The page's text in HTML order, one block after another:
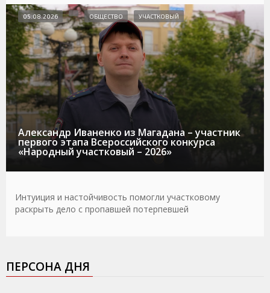
Александр Иваненко из Магадана – участник
первого этапа Всероссийского конкурса
«Народный участковый – 2026»
05.08.2026 ОБЩЕСТВО УЧАСТКОВЫЙ
Интуиция и настойчивость помогли участковому
раскрыть дело с пропавшей потерпевшей
ПЕРСОНА ДНЯ